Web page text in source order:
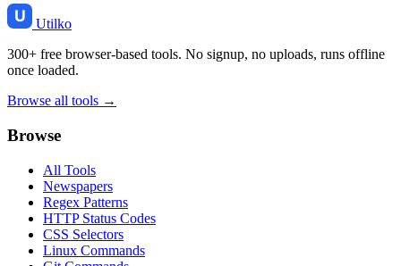
Utilko
300+ free browser-based tools. No signup, no uploads, runs offline
once loaded.
Browse all tools →
Browse
All Tools
Newspapers
Regex Patterns
HTTP Status Codes
CSS Selectors
Linux Commands